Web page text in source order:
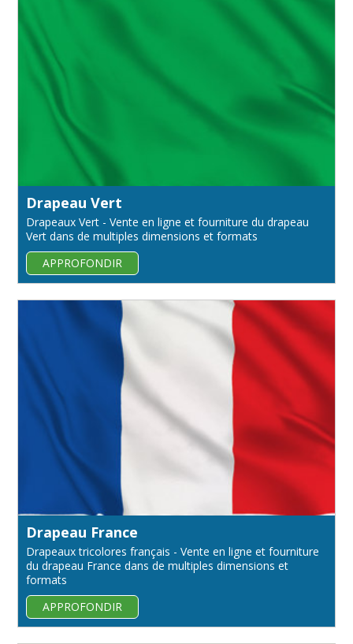
Drapeau Vert
Drapeaux Vert - Vente en ligne et fourniture du drapeau
Vert dans de multiples dimensions et formats
APPROFONDIR
Drapeau France
Drapeaux tricolores français - Vente en ligne et fourniture
du drapeau France dans de multiples dimensions et
formats
APPROFONDIR